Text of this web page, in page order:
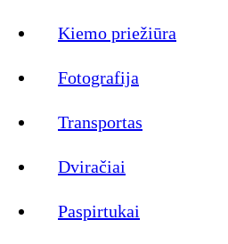
Kiemo priežiūra
Fotografija
Transportas
Dviračiai
Paspirtukai